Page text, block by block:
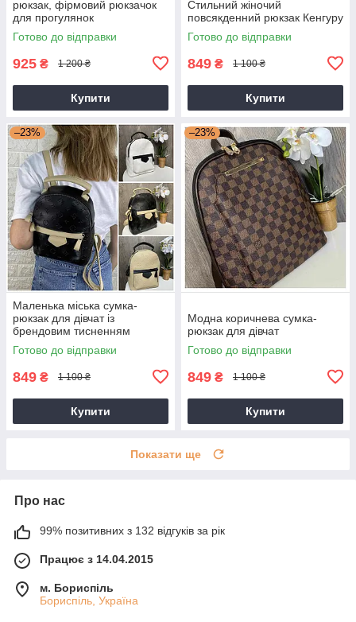
рюкзак, фірмовий рюкзачок
для прогулянок
Готово до відправки
925 ₴ 1 200 ₴
Купити
Стильний жіночий
повсякденний рюкзак Кенгуру
Готово до відправки
849 ₴ 1 100 ₴
Купити
–23%
Маленька міська сумка-
рюкзак для дівчат із
брендовим тисненням
Готово до відправки
849 ₴ 1 100 ₴
Купити
–23%
Модна коричнева сумка-
рюкзак для дівчат
Готово до відправки
849 ₴ 1 100 ₴
Купити
Показати ще
Про нас
99% позитивних з 132 відгуків за рік
Працює з 14.04.2015
м. Бориспіль
Бориспіль, Україна